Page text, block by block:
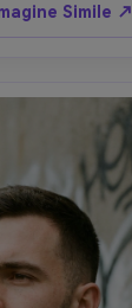
Simile ↗